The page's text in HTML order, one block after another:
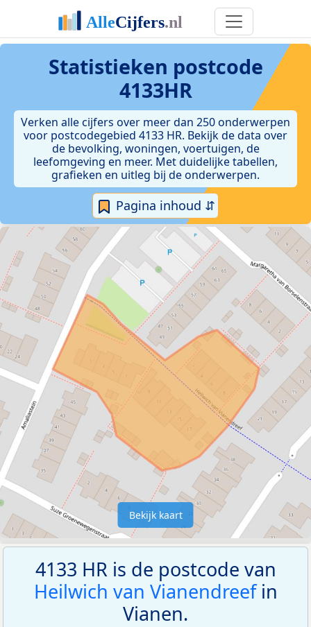
Statistieken postcode
4133HR
Verken alle cijfers over meer dan 250 onderwerpen
voor postcodegebied 4133 HR. Bekijk de data over
de bevolking, woningen, voertuigen, de
leefomgeving en meer. Met duidelijke tabellen,
grafieken en uitleg bij de onderwerpen.
Pagina inhoud ⇵
Bekijk kaart
4133 HR is de postcode van
Heilwich van Vianendreefin
Vianen.